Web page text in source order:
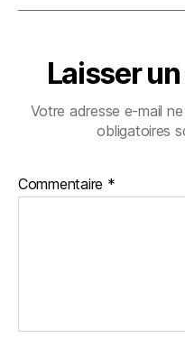
Laisser
Votre adresse e-mail
obligatoires
Commentaire *